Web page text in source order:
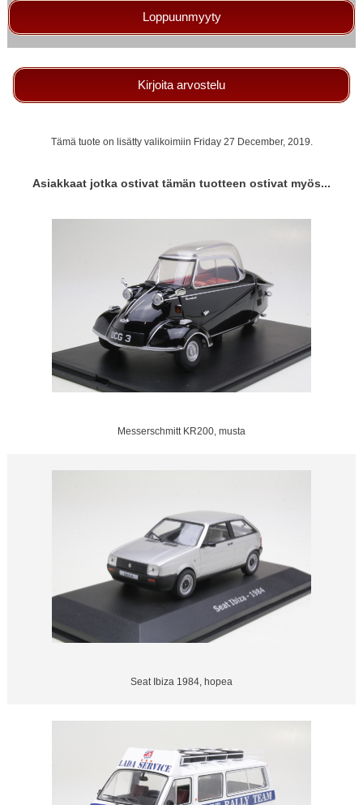
Loppuunmyyty
Kirjoita arvostelu
Tämä tuote on lisätty valikoimiin Friday 27 December, 2019.
Asiakkaat jotka ostivat tämän tuotteen ostivat myös...
Messerschmitt KR200, musta
Seat Ibiza 1984, hopea